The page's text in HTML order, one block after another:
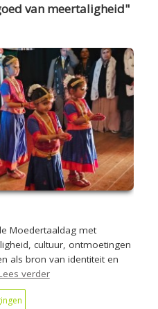
van meertaligheid"
Moedertaaldag met
cultuur, ontmoetingen
als bron van identiteit en
verder